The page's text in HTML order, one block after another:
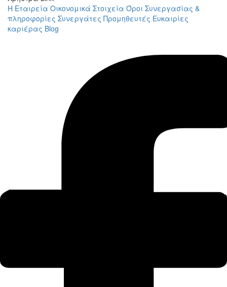
Η Εταιρεία Οικονομικά Στοιχεία Όροι Συνεργασίας &
πληροφορίες Συνεργάτες Προμηθευτές Ευκαιρίες
καριέρας Blog